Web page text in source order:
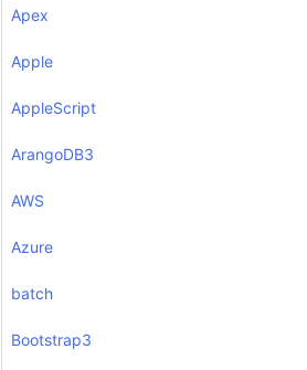
Apex
Apple
AppleScript
ArangoDB3
AWS
Azure
batch
Bootstrap3